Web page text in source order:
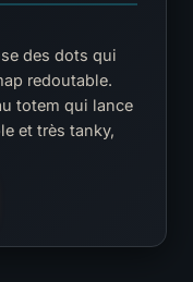
des dots qui
redoutable.
totem qui lance
et très tanky,